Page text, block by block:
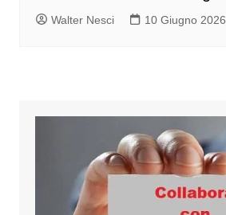
Walter Nesci 10 Giugno 2026